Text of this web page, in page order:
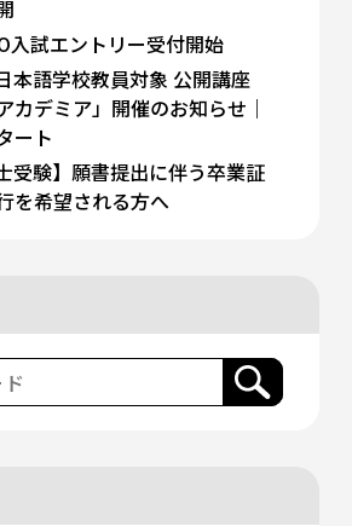
入試エントリー受付開始
本語学校教員対象 公開講座
カデミア」開催のお知らせ｜
ート
受験】願書提出に伴う卒業証
を希望される方へ